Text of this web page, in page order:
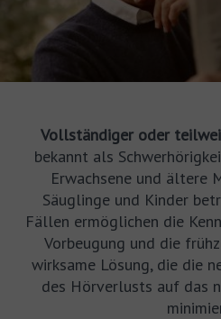
Vollständiger oder
bekannt als
Erwachsene und ältere
Säuglinge und Kinder
Fällen ermöglichen die
Vorbeugung und die
wirksame Lösung, die die
des Hörverlusts auf das